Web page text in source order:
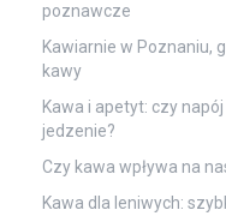
poznawcze
Kawiarnie w Poznaniu,
kawy
Kawa i apetyt: czy
jedzenie?
Czy kawa wpływa na
Kawa dla leniwych: